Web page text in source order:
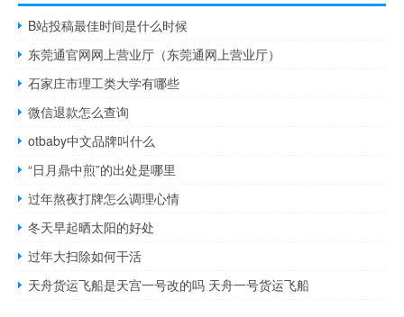
B站投稿最佳时间是什么时候
东莞通官网网上营业厅（东莞通网上营业厅）
石家庄市理工类大学有哪些
微信退款怎么查询
otbaby中文品牌叫什么
“日月鼎中煎”的出处是哪里
过年熬夜打牌怎么调理心情
冬天早起晒太阳的好处
过年大扫除如何干活
天舟货运飞船是天宫一号改的吗 天舟一号货运飞船